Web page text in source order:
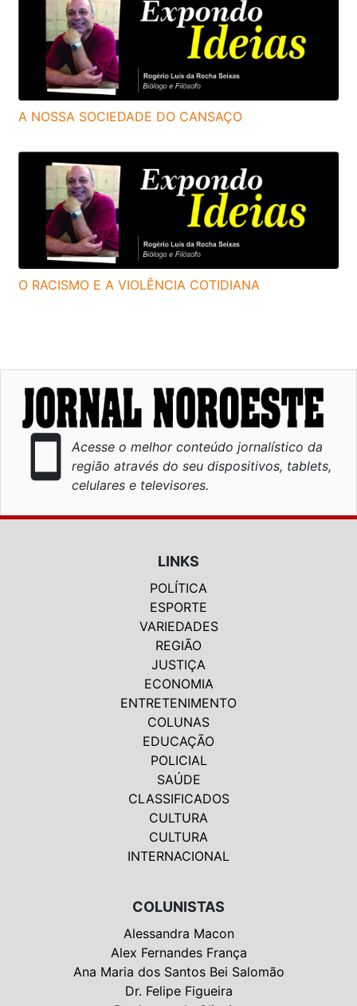
A NOSSA SOCIEDADE DO CANSAÇO
O RACISMO E A VIOLÊNCIA COTIDIANA
smartphone
Acesse o melhor conteúdo jornalístico da
região através do seu dispositivos, tablets,
celulares e televisores.
LINKS
POLÍTICA
ESPORTE
VARIEDADES
REGIÃO
JUSTIÇA
ECONOMIA
ENTRETENIMENTO
COLUNAS
EDUCAÇÃO
POLICIAL
SAÚDE
CLASSIFICADOS
CULTURA
CULTURA
INTERNACIONAL
COLUNISTAS
Alessandra Macon
Alex Fernandes França
Ana Maria dos Santos Bei Salomão
Dr. Felipe Figueira